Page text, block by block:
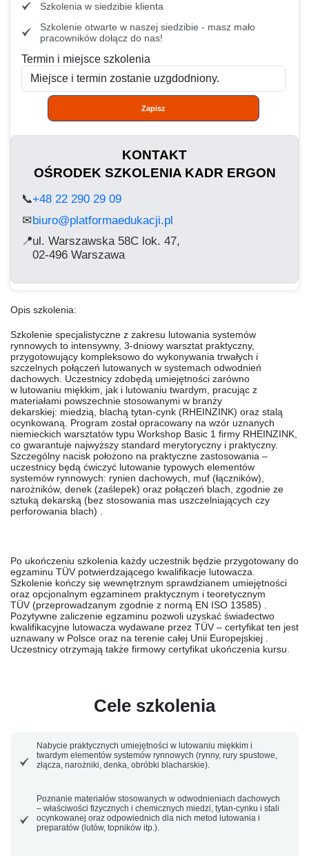
Szkolenia w siedzibie klienta
Szkolenie otwarte w naszej siedzibie - masz mało
pracowników dołącz do nas!
Termin i miejsce szkolenia
Zapisz
KONTAKT
OŚRODEK SZKOLENIA KADR ERGON
📞+48 22 290 29 09
✉biuro@platformaedukacji.pl
📍ul. Warszawska 58C lok. 47,
02-496 Warszawa
Opis szkolenia:
Szkolenie specjalistyczne z zakresu lutowania systemów
rynnowych to intensywny, 3-dniowy warsztat praktyczny,
przygotowujący kompleksowo do wykonywania trwałych i
szczelnych połączeń lutowanych w systemach odwodnień
dachowych. Uczestnicy zdobędą umiejętności zarówno
w lutowaniu miękkim , jak i lutowaniu twardym , pracując z
materiałami powszechnie stosowanymi w branży
dekarskiej: miedzią, blachą tytan-cynk (RHEINZINK) oraz stalą
ocynkowaną . Program został opracowany na wzór uznanych
niemieckich warsztatów typu Workshop Basic 1 firmy RHEINZINK,
co gwarantuje najwyższy standard merytoryczny i praktyczny.
Szczególny nacisk położono na praktyczne zastosowania –
uczestnicy będą ćwiczyć lutowanie typowych elementów
systemów rynnowych: rynien dachowych, muf (łączników),
narożników, denek (zaślepek) oraz połączeń blach, zgodnie ze
sztuką dekarską (bez stosowania mas uszczelniających czy
perforowania blach) .
Po ukończeniu szkolenia każdy uczestnik będzie przygotowany do
egzaminu TÜV potwierdzającego kwalifikacje lutowacza.
Szkolenie kończy się wewnętrznym sprawdzianem umiejętności
oraz opcjonalnym egzaminem praktycznym i teoretycznym
TÜV (przeprowadzanym zgodnie z normą EN ISO 13585) .
Pozytywne zaliczenie egzaminu pozwoli uzyskać świadectwo
kwalifikacyjne lutowacza wydawane przez TÜV – certyfikat ten jest
uznawany w Polsce oraz na terenie całej Unii Europejskiej .
Uczestnicy otrzymają także firmowy certyfikat ukończenia kursu.
Cele szkolenia
Nabycie praktycznych umiejętności w lutowaniu miękkim i
twardym elementów systemów rynnowych (rynny, rury spustowe,
złącza, narożniki, denka, obróbki blacharskie).
Poznanie materiałów stosowanych w odwodnieniach dachowych
– właściwości fizycznych i chemicznych miedzi, tytan-cynku i stali
ocynkowanej oraz odpowiednich dla nich metod lutowania i
preparatów (lutów, topników itp.).